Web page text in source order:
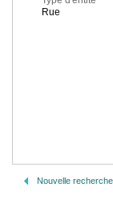
Rue
Nouvelle recherche